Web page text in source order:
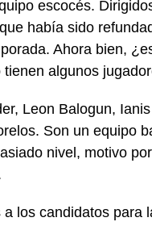
escocés.
había sido
Ahora bien,
algunos
Leon Balogun,
Son un equipo
nivel, motivo
los candidatos para